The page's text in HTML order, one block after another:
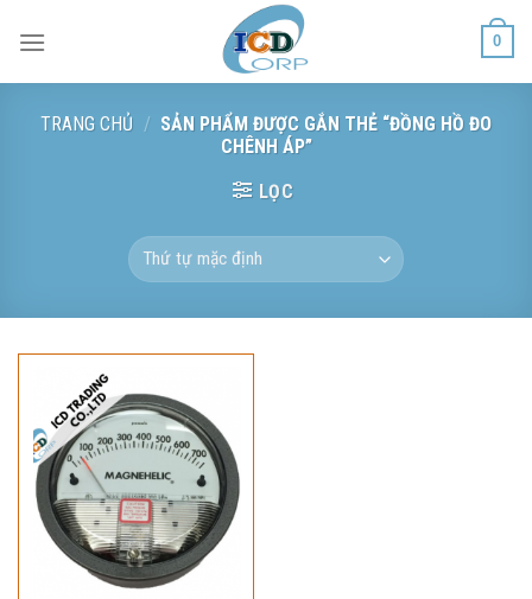
0
TRANG CHỦ / SẢN PHẨM ĐƯỢC GẮN THẺ “ĐỒNG HỒ ĐO
CHÊNH ÁP”
LỌC